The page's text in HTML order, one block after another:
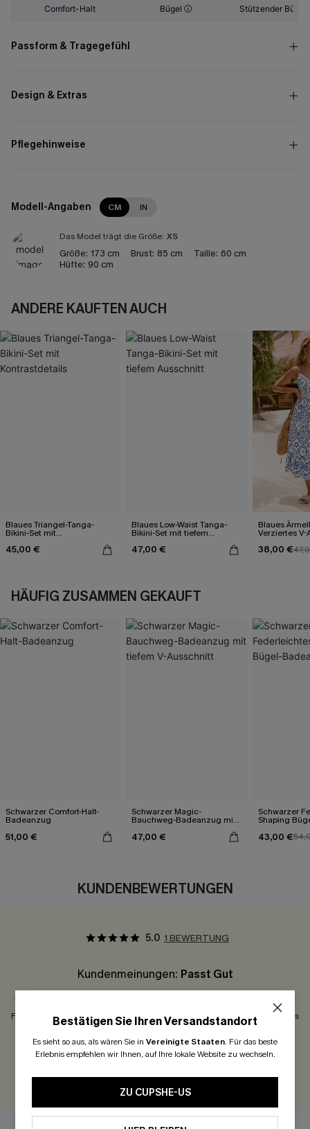
Comfort-Halt Bügel Stützender
Passform & Tragegefühl
Design & Extras
Pflegehinweise
Modell-Angaben CM IN
Das Model trägt die Größe: XS
Größe: 173 cm Brust: 85 cm Taille: 60 cm
Hüfte: 90 cm
ANDERE KAUFTEN AUCH
Blaues Triangel-Tanga-
Bikini-Set mit
45,00 €
Blaues Low-Waist Tanga-
Bikini-Set mit tiefem
47,00 €
Blaues
Verziertes
38,00 €
HÄUFIG ZUSAMMEN GEKAUFT
Schwarzer Comfort-Halt-
Badeanzug
51,00 €
Schwarzer Magic-
Bauchweg-Badeanzug mit
47,00 €
Schwarzer
Shaping
43,00 €
KUNDENBEWERTUNGEN
5.0 1 BEWERTUNG
Kundenmeinungen: Passt Gut
Fällt Klein Aus Passt Gut Fällt Groß Aus
300 Punkte für Ihre Bewertung!
Bestätigen Sie Ihren Versandstandort
Es sieht so aus, als wären Sie in Vereinigte Staaten. Für das beste
Erlebnis empfehlen wir Ihnen, auf Ihre lokale Website zu wechseln.
ZU CUPSHE-US